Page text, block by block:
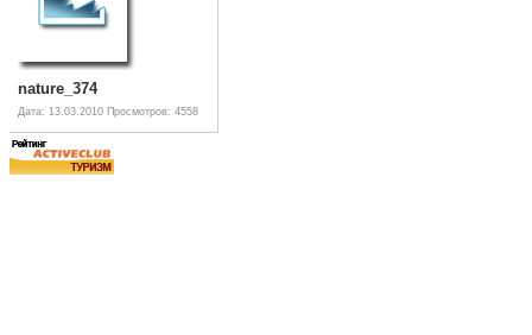
nature_374
Дата: 13.03.2010 Просмотров: 4558